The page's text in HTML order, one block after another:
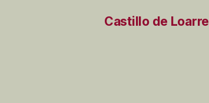
Castillo de Loarre